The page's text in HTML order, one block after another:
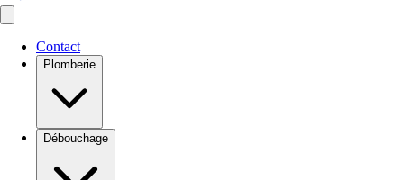
Contact
Plomberie
Débouchage